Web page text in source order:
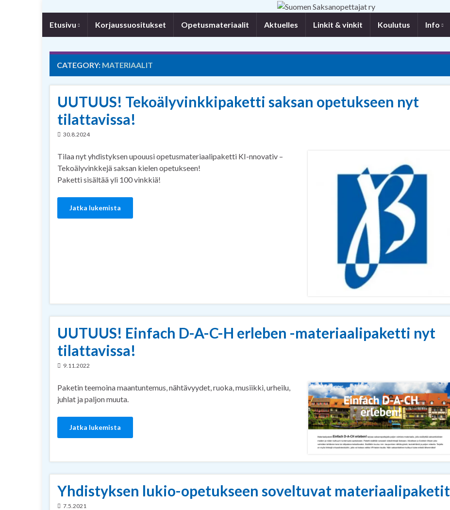
Etusivu Korjaussuositukset Opetusmateriaalit Aktuelles Linkit & vinkit Koulutus Info
CATEGORY: MATERIAALIT
UUTUUS! Tekoälyvinkkipaketti saksan opetukseen nyt
tilattavissa!
30.8.2024
Tilaa nyt yhdistyksen upouusi opetusmateriaalipaketti KI-nnovativ –
Tekoälyvinkkejä saksan kielen opetukseen!
Paketti sisältää yli 100 vinkkiä!
Jatka lukemista
UUTUUS! Einfach D-A-C-H erleben -materiaalipaketti nyt
tilattavissa!
9.11.2022
Paketin teemoina maantuntemus, nähtävyydet, ruoka, musiikki, urheilu,
juhlat ja paljon muuta.
Jatka lukemista
Yhdistyksen lukio-opetukseen soveltuvat materiaalipaketit
7.5.2021